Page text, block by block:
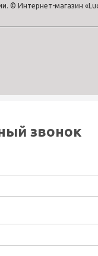
Интернет-магазин
звонок